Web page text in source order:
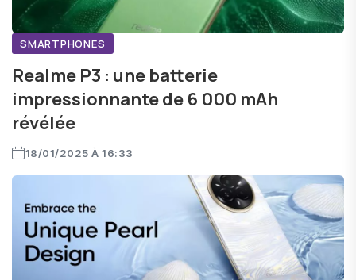
SMARTPHONES
Realme P3 : une batterie
impressionnante de 6 000 mAh
révélée
18/01/2025 À 16:33